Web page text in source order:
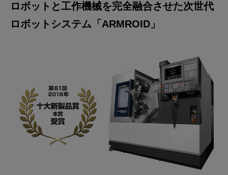
ロボットと工作機械を完全融合させた次世代
ロボットシステム「ARMROID」